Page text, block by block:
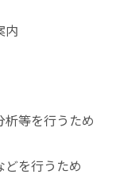
内
析等を行うため
どを行うため